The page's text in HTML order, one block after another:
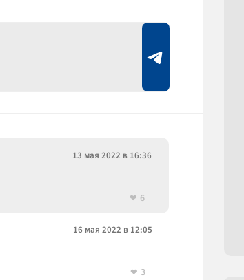
13 мая 2022 в 16:36
6
16 мая 2022 в 12:05
3